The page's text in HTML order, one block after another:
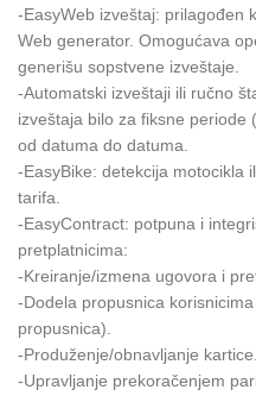
-EasyWeb izveštaj: prilagođen
Web generator. Omogućava
generišu sopstvene izveštaje.
-Automatski izveštaji ili ručno
izveštaja bilo za fiksne periode
od datuma do datuma.
-EasyBike: detekcija motocikla
tarifa.
-EasyContract: potpuna i
pretplatnicima:
-Kreiranje/izmena ugovora i
-Dodela propusnica
propusnica).
-Produženje/obnavljanje kartice.
-Upravljanje prekoračenjem